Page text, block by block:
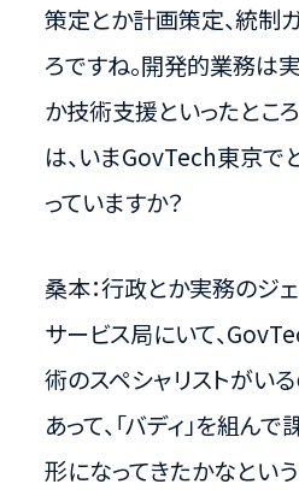
策定とか計画策定、統制
ろですね。開発的業務は
か技術支援といったとこ
は、いまGovTech東京
っていますか？
桑本：行政とか実務のジ
サービス局にいて、
術のスペシャリストがい
あって、「バディ」を組ん
形になってきたかなという